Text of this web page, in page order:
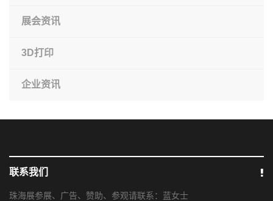
展会资讯
3D打印
企业资讯
联系我们
珠海展参展、广告、赞助、参观请联系：蓝女士